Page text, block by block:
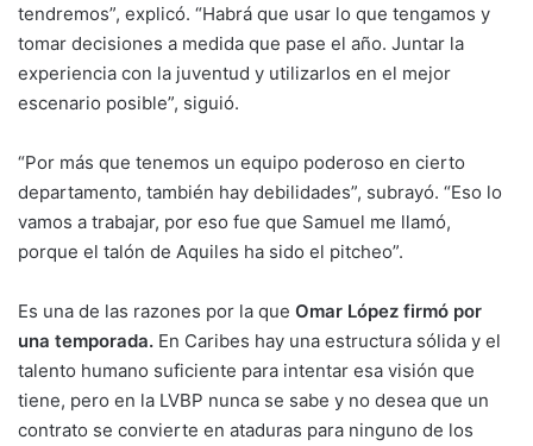
tendremos”, explicó. “Habrá que usar lo que tengamos y
tomar decisiones a medida que pase el año. Juntar la
experiencia con la juventud y utilizarlos en el mejor
escenario posible”, siguió.
“Por más que tenemos un equipo poderoso en cierto
departamento, también hay debilidades”, subrayó. “Eso lo
vamos a trabajar, por eso fue que Samuel me llamó,
porque el talón de Aquiles ha sido el pitcheo”.
Es una de las razones por la que Omar López firmó por
una temporada. En Caribes hay una estructura sólida y el
talento humano suficiente para intentar esa visión que
tiene, pero en la LVBP nunca se sabe y no desea que un
contrato se convierte en ataduras para ninguno de los